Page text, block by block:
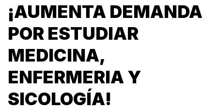
¡AUMENTA DEMANDA
POR ESTUDIAR
MEDICINA,
ENFERMERIA Y
SICOLOGÍA!